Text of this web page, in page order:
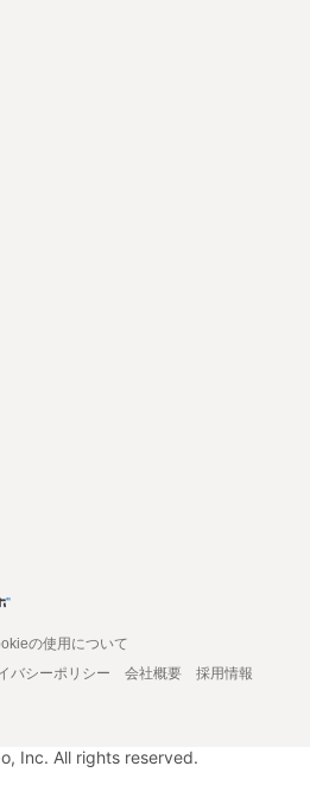
の使用について
バシーポリシー 会社概要
採用情報
Inc. All rights reserved.